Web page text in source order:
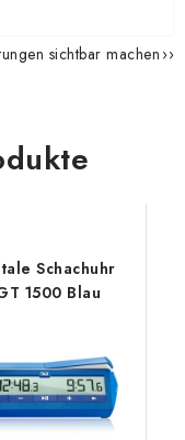
sichtbar machen
Schachuhr
1500 Blau